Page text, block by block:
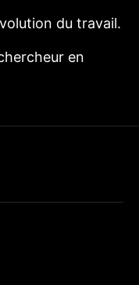
du travail.
en